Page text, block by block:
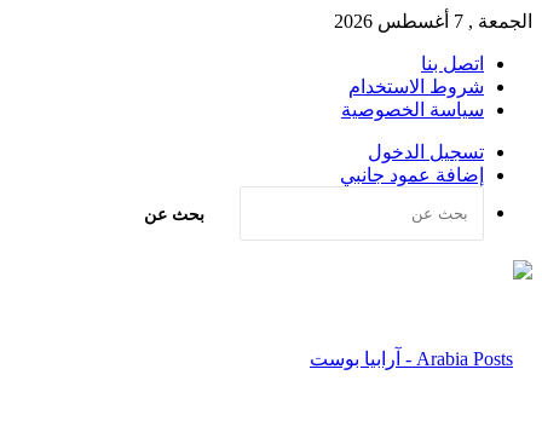
الجمعة , 7 أغسطس 2026
اتصل بنا
شروط الاستخدام
سياسة الخصوصية
تسجيل الدخول
إضافة عمود جانبي
بحث عن